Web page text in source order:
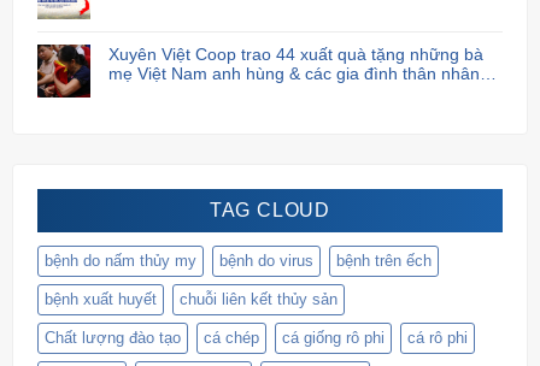
Xuyên Việt Coop trao 44 xuất quà tặng những bà
mẹ Việt Nam anh hùng & các gia đình thân nhân
TAG CLOUD
bệnh do nấm thủy my bệnh do virus bệnh trên ếch
bệnh xuất huyết chuỗi liên kết thủy sản
Chất lượng đào tạo cá chép cá giống rô phi cá rô phi